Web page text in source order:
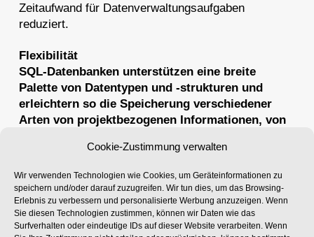
Cookie-Zustimmung verwalten
Wir verwenden Technologien wie Cookies, um Geräteinformationen zu
speichern und/oder darauf zuzugreifen. Wir tun dies, um das Browsing-
Erlebnis zu verbessern und personalisierte Werbung anzuzeigen. Wenn
Sie diesen Technologien zustimmen, können wir Daten wie das
Surfverhalten oder eindeutige IDs auf dieser Website verarbeiten. Wenn
Zeitaufwand für Datenverwaltungsaufgaben
reduziert.
Flexibilität
SQL-Datenbanken unterstützen eine breite
Palette von Datentypen und -strukturen und
erleichtern so die Speicherung verschiedener
Arten von projektbezogenen Informationen, von
Zeichnungen und detaillierten PV-Artikeln.
Durch die Nutzung dieser Vorteile können
Anwendungen, die eine SQL-Datenbank zur
Projektdatenverwaltung nutzen, ein höheres Maß an
Effizienz, Sicherheit und Zusammenarbeit erreichen,